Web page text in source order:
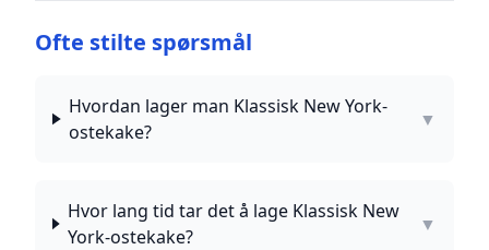
Ofte stilte spørsmål
Hvordan lager man Klassisk New York-
ostekake?
▼
Hvor lang tid tar det å lage Klassisk New
York-ostekake?
▼